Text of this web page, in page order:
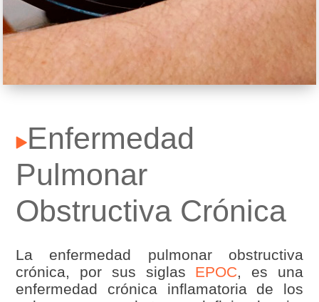
Enfermedad
Pulmonar
Obstructiva Crónica
La enfermedad pulmonar obstructiva
crónica, por sus siglas EPOC, es una
enfermedad crónica inflamatoria de los